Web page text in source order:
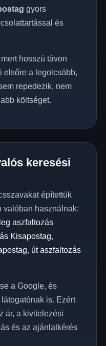
gyors
és
hosszú távon
elsőre a legolcsóbb,
repedezik, nem
költséget.
keresési
építettük
valóban használnak:
aszfaltozás
Kisapostag,
, út aszfaltozás
a Google, és
is. Ezért
ár, a kivitelezési
és az ajánlatkérés